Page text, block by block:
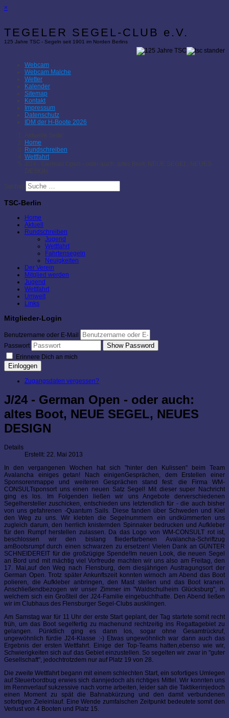
×
TEGELER SEGEL-CLUB e.V.
125 Jahre TSC - Segeln seit 1901 im Norden Berlins
Webcam
Webcam Malche
Wetter
Kalender
Sitemap
Kontakt
Impressum
Datenschutz
IDM der H-Boote 2026
Aktuelle Seite:
Home
Rundschreiben
Wettfahrt
J/24 - German Open - oder auch: altes Boot, NEUE SEGEL, NEUES
DESIGN
Suchen
TSC-Berlin
Home
Aktuell
Rundschreiben
Jugend
Wettfahrt
Fahrtensegeln
Neuigkeiten
Der Verein
Mitglied werden
Jugend
Wettfahrt
Umwelt
Links
Mitglieder-Login
Benutzername oder E-Mail
Passwort
Show Password
Erinnere Dich an mich
Einloggen
Zugangsdaten vergessen?
J/24 - German Open - oder auch:
altes Boot, NEUE SEGEL, NEUES
DESIGN
Details
Erstellt: 22. Mai 2013
In den vergangenen Wochen hat sich "hinter den Kulissen" beim Team
Avalancha einiges getan! Nach einigenGesprächen, dem Erstellen einer
Sponsorenmappe und weiteren Gesprächen stand fest: die Firma WM-
CONSULTsponsort uns einen neuen Satz Segel! Mit dieser super Nachricht
ging es los. Im Folgenden ließen wir uns Angebote derverschiedenen
Segelhersteller zuschicken, entschieden uns letztendlich für - die auch bisher
von uns gefahrenen -Quantum Sails. Diese fanden über Schweden und Kiel
den Weg zu uns. Wir klebten die Segelnummern ein undkümmerten uns
zugleich darum, den herrlich knisternden Spinnaker bedrucken und Aufkleber
für den Rumpf herstellen zulassen. Da das Logo von WM-CONSULT rot ist,
beschlossen wir den bislang fliederfarbenen Avalancha-Schriftzug
amBootsrumpf durch einen schwarzen zu ersetzen! Vielen Dank an GÜNTER
SCHNEIDEREIT für die großzügige Spende!Im neuen Look, die neuen Segel
an Bord und mit mächtig viel Vorfreude machten wir uns also am Freitag, den
17. Mai,auf den Weg nach Flensburg, dem diesjährigen Austragungsort der
German Open. Trotz später Ankunftszeit konnten wirnoch am Abend das Boot
polieren, die Aufkleber anbringen, den Mast stellen und das Boot kranen.
Anschließendbezogen wir unser Zimmer im "Waldschulheim Glücksburg", in
welchem sich ein Großteil der J24-Familie eingebuchthatte. Den Abend ließen
wir im Clubhaus des Flensburger Segel-Clubs ausklingen.
Am Samstag war für 11 Uhr der erste Start geplant, der Tag startete somit recht
früh, um das Boot segelfertig zu machenund rechtzeitig ins Regattagebiet zu
gelangen. Pünktlich ging es dann los, sogar ohne Gesamtrückruf,
ungewöhnlich fürdie J24-Klasse :-) Etwas ungewöhnlich war dann auch das
Ergebnis der ersten Wettfahrt. Einige der Top-Teams hatten,ebenso wie wir,
Schwierigkeiten sich auf das Gebiet einzustellen. So segelten wir zwar in "guter
Gesellschaft", jedochtrotzdem nur auf Platz 19 von 28.
Die zweite Wettfahrt begann mit einem schlechten Start, ein sofortiges Umlegen
auf Steuerbordbug erwies sich dannjedoch als richtiges Mittel. Wir konnten uns
im Rennverlauf sukzessive nach vorne arbeiten, leider sah die Taktikerinjedoch
einen Moment zu spät die Bahnabkürzung und den damit verbundenen
sofortigen Zieleinlauf. Eine Wende zumfalschen Zeitpunkt bedeutete somit den
Verlust von 4 Booten und Platz 15.